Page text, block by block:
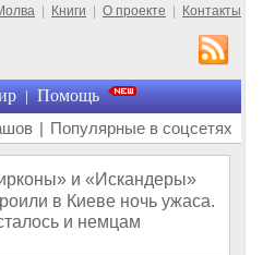
Книги О проекте Контакты
| Помощь
| Популярные в соцсетях
и «Искандеры»
в Киеве ночь ужаса.
и немцам